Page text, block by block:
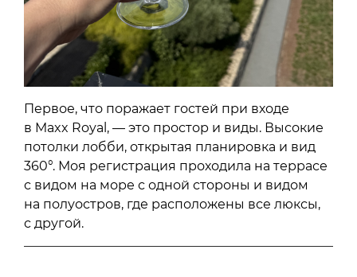
Первое, что поражает гостей при входе
в Maxx Royal, — это простор и виды. Высокие
потолки лобби, открытая планировка и вид
360°. Моя регистрация проходила на террасе
с видом на море с одной стороны и видом
на полуостров, где расположены все люксы,
с другой.